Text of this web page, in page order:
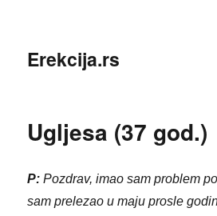
Erekcija.rs
Ugljesa (37 god.)
P: Pozdrav, imao sam problem
sam prelezao u maju prosle